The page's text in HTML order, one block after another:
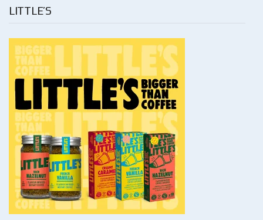
LITTLE’S